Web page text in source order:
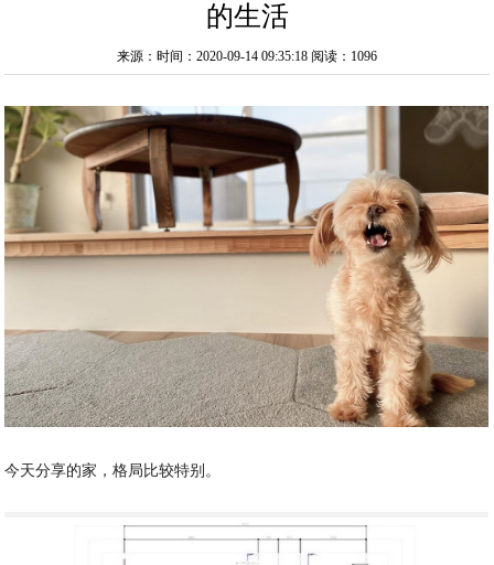
的生活
来源：时间：2020-09-14 09:35:18 阅读：1096
今天分享的家，格局比较特别。